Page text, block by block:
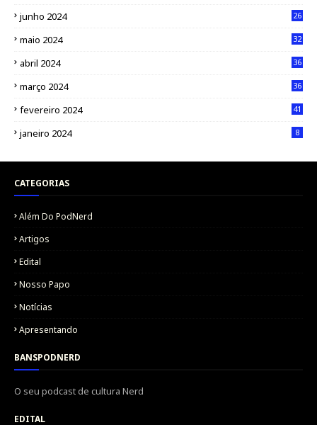
junho 2024 26
maio 2024 32
abril 2024 36
março 2024 36
fevereiro 2024 41
janeiro 2024 8
CATEGORIAS
Além Do PodNerd
Artigos
Edital
Nosso Papo
Notícias
Apresentando
BANSPODNERD
O seu podcast de cultura Nerd
EDITAL